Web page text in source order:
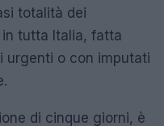
totalità dei
tutta Italia, fatta
urgenti o con imputati
di cinque giorni, è